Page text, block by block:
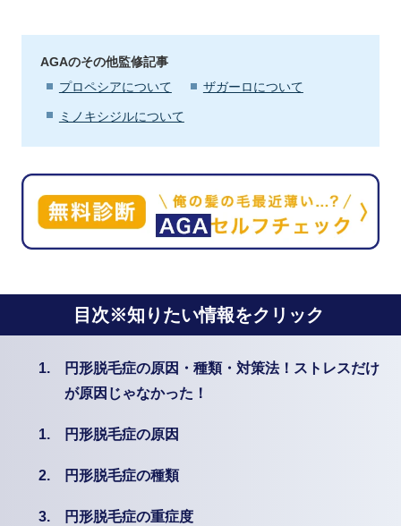
AGAのその他監修記事
プロペシアについて
ザガーロについて
ミノキシジルについて
目次※知りたい情報をクリック
1.
円形脱毛症の原因・種類・対策法！ストレスだけ
が原因じゃなかった！
1. 円形脱毛症の原因
2. 円形脱毛症の種類
3. 円形脱毛症の重症度